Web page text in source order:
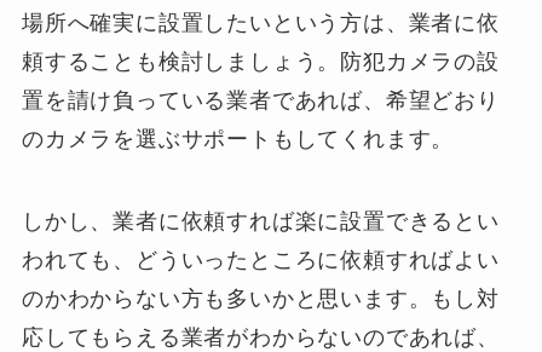
場所へ確実に設置したいという方は、業者に依
頼することも検討しましょう。防犯カメラの設
置を請け負っている業者であれば、希望どおり
のカメラを選ぶサポートもしてくれます。
しかし、業者に依頼すれば楽に設置できるとい
われても、どういったところに依頼すればよい
のかわからない方も多いかと思います。もし対
応してもらえる業者がわからないのであれば、